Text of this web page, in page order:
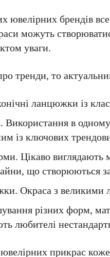
ювелірних брендів
можуть
уваги.
тренди, то
ланцюжки із
Використання в
із ключових
Цікаво виглядають
що створюються
Окраса з великими
різних форм,
любителі
прикрас